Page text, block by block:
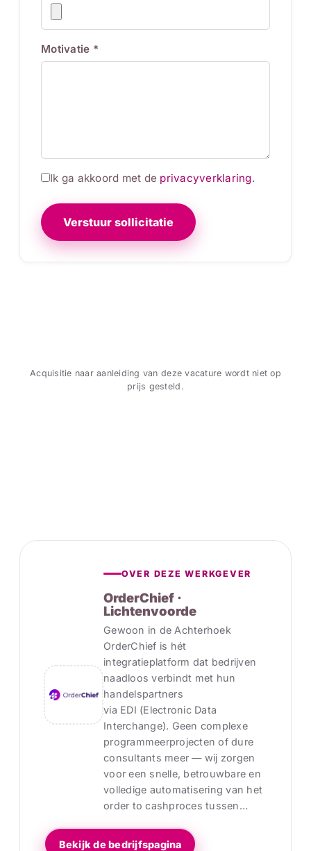
Motivatie *
Ik ga akkoord met de privacyverklaring.
Verstuur sollicitatie
Acquisitie naar aanleiding van deze vacature wordt niet op
prijs gesteld.
OVER DEZE WERKGEVER
OrderChief ·
Lichtenvoorde
Gewoon in de Achterhoek
OrderChief is hét
integratieplatform dat bedrijven
naadloos verbindt met hun
handelspartners
via EDI (Electronic Data
Interchange). Geen complexe
programmeerprojecten of dure
consultants meer — wij zorgen
voor een snelle, betrouwbare en
volledige automatisering van het
order to cashproces tussen…
Bekijk de bedrijfspagina